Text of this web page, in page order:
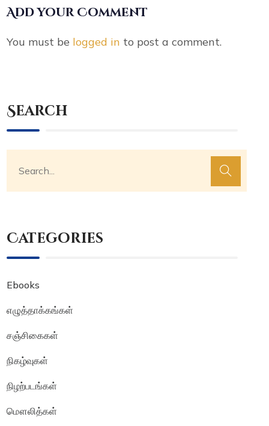
Add your Comment
You must be logged in to post a comment.
Search
Categories
Ebooks
எழுத்தாக்கங்கள்
சஞ்சிகைகள்
நிகழ்வுகள்
நிழற்படங்கள்
மௌலித்கள்